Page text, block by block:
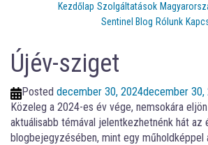
Kezdőlap Szolgáltatások
Sentinel Blog Rólunk
Újév-sziget
Posted december 30, 2024december 30,
Közeleg a 2024-es év vége, nemsokára
aktuálisabb témával jelentkezhetnénk hát az
blogbejegyzésében, mint egy műholdképpel